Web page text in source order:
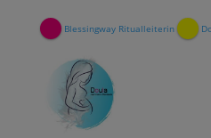
Blessingway Ritualleiterin